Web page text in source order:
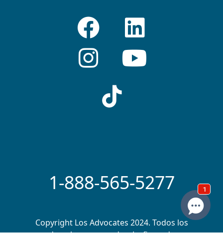
1-888-565-5277
Copyright Los Advocates 2024. Todos los